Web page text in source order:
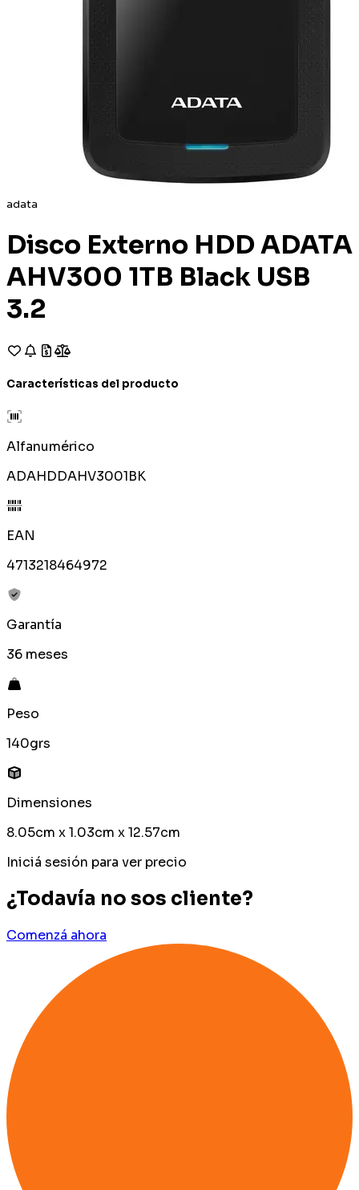
adata
Disco Externo HDD ADATA
AHV300 1TB Black USB
3.2
Características del producto
Alfanumérico
ADAHDDAHV3001BK
EAN
4713218464972
Garantía
36 meses
Peso
140grs
Dimensiones
8.05cm x 1.03cm x 12.57cm
Iniciá sesión para ver precio
¿Todavía no sos cliente?
Comenzá ahora